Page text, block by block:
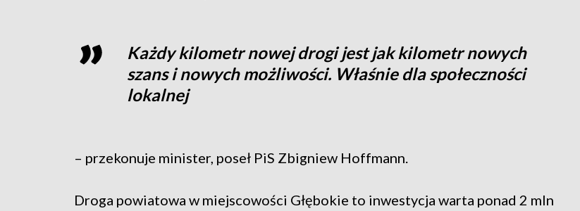
Każdy kilometr nowej drogi jest jak kilometr nowych
szans i nowych możliwości. Właśnie dla społeczności
lokalnej
– przekonuje minister, poseł PiS Zbigniew Hoffmann.
Droga powiatowa w miejscowości Głębokie to inwestycja warta ponad 2 mln